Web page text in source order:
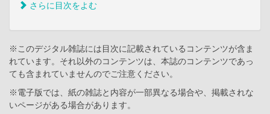
さらに目次をよむ
※このデジタル雑誌には目次に記載されているコンテンツが含ま
れています。それ以外のコンテンツは、本誌のコンテンツであっ
ても含まれていませんのでご注意ください。
※電子版では、紙の雑誌と内容が一部異なる場合や、掲載されな
いページがある場合があります。